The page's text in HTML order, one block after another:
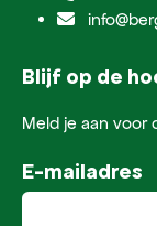
Blijf op de
Meld je aan voor
E-mailadres